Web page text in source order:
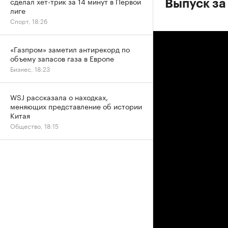
Выпуск
лиге
Спорт, 18:26
«Газпром» заметил антирекорд по
объему запасов газа в Европе
Бизнес, 18:23
WSJ рассказала о находках,
меняющих представление об истории
Китая
Общество, 18:15